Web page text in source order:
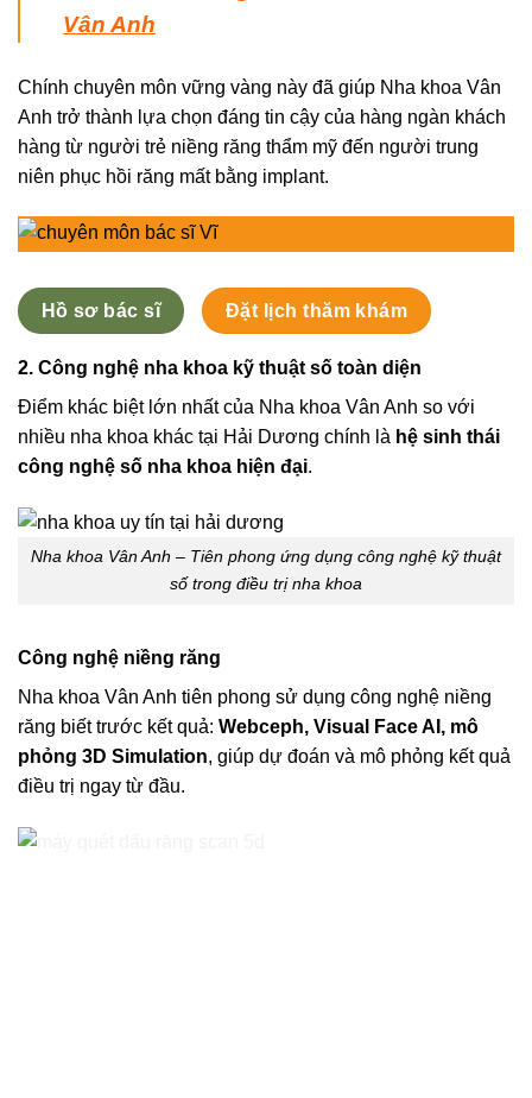
Vân Anh
Chính chuyên môn vững vàng này đã giúp Nha khoa Vân
Anh trở thành lựa chọn đáng tin cậy của hàng ngàn khách
hàng từ người trẻ niềng răng thẩm mỹ đến người trung
niên phục hồi răng mất bằng implant.
Hồ sơ bác sĩ Đặt lịch thăm khám
2. Công nghệ nha khoa kỹ thuật số toàn diện
Điểm khác biệt lớn nhất của Nha khoa Vân Anh so với
nhiều nha khoa khác tại Hải Dương chính là hệ sinh thái
công nghệ số nha khoa hiện đại.
Nha khoa Vân Anh – Tiên phong ứng dụng công nghệ kỹ thuật
số trong điều trị nha khoa
Công nghệ niềng răng
Nha khoa Vân Anh tiên phong sử dụng công nghệ niềng
răng biết trước kết quả: Webceph, Visual Face AI, mô
phỏng 3D Simulation, giúp dự đoán và mô phỏng kết quả
điều trị ngay từ đầu.